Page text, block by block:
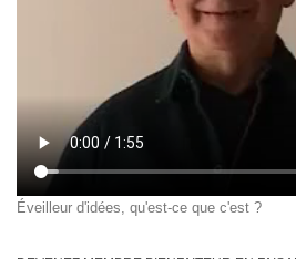
Éveilleur d'idées, qu'est-ce que c'est ?